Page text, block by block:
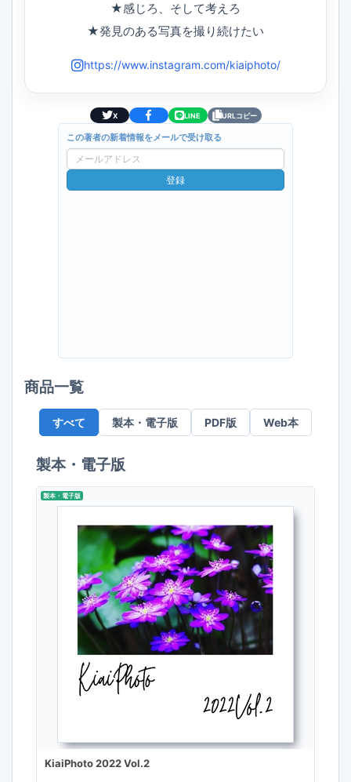
★感じろ、そして考えろ
★発見のある写真を撮り続けたい
https://www.instagram.com/kiaiphoto/
X LINE URLコピー
この著者の新着情報をメールで受け取る
ー
ル
登録
商品一覧
すべて 製本・電子版 PDF版 Web本
製本・電子版
製本・電子版
KiaiPhoto 2022 Vol.2